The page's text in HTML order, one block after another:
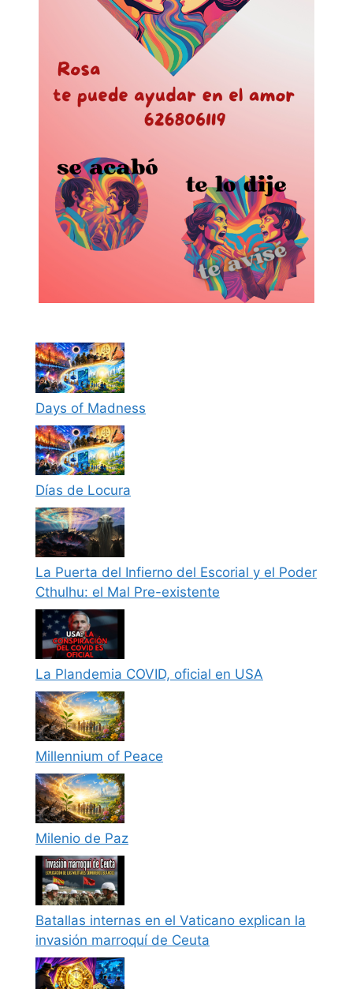
Days of Madness
Días de Locura
La Puerta del Infierno del Escorial y el Poder
Cthulhu: el Mal Pre-existente
La Plandemia COVID, oficial en USA
Millennium of Peace
Milenio de Paz
Batallas internas en el Vaticano explican la
invasión marroquí de Ceuta